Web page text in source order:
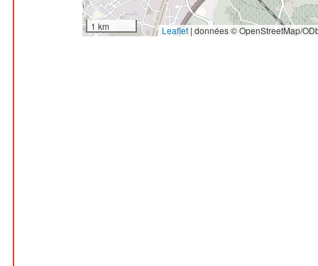
1 km Leaflet | données © OpenStreetMap/